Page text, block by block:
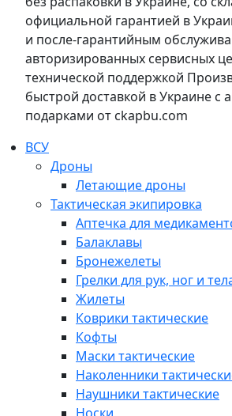
официальной гарантией в
и после-гарантийным
авторизированных сервисных
технической поддержкой
быстрой доставкой в Украине с
подарками от ckapbu.com
ВСУ
Дроны
Летающие дроны
Тактическая экипировка
Аптечка для
Балаклавы
Бронежелеты
Грелки для рук, ног и
Жилеты
Коврики тактические
Кофты
Маски тактические
Наколенники
Наушники тактические